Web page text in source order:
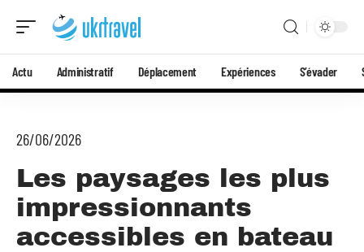
Actu Administratif Déplacement Expériences S’évader
26/06/2026
Les paysages les plus
impressionnants
accessibles en bateau